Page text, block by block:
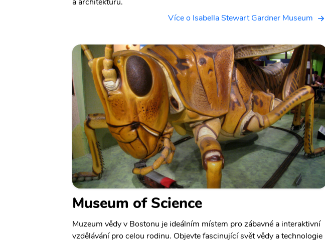
Více o Isabella Stewart Gardner Museum
Museum of Science
Muzeum vědy v Bostonu je ideálním místem pro zábavné a interaktivní
vzdělávání pro celou rodinu. Objevte fascinující svět vědy a technologie